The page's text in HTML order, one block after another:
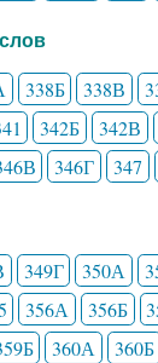
338Б 338В
342Б 342В
346Г 347
349Г 350А
356А 356Б
360А 360Б